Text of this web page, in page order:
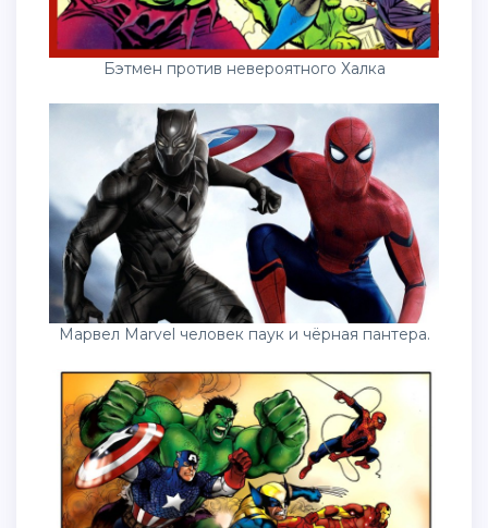
Бэтмен против невероятного Халка
Марвел Marvel человек паук и чёрная пантера.